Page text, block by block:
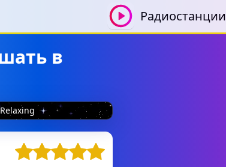
Радиостанции
в